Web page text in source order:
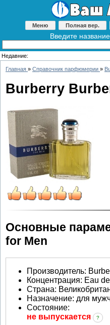
Меню Полная вер.
Введите
Недавние:
Главная » Справочник парфюмерии »
Burberry
Основные
for Men
Производитель:
Концентрация: Eau
Страна:
Назначение: для
Состояние:
не выпускается
?